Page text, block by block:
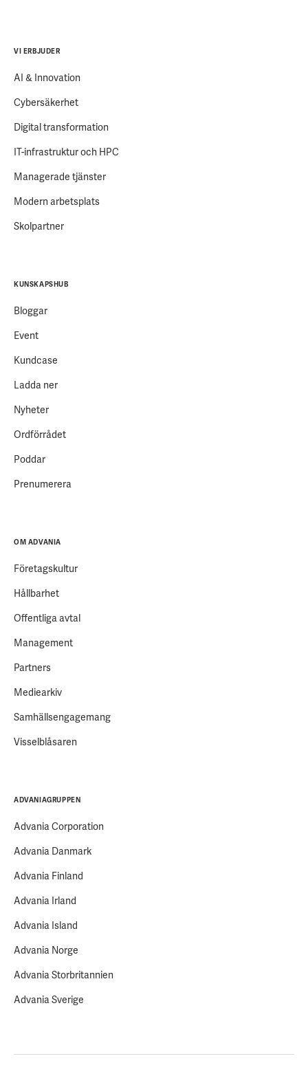
VI ERBJUDER
AI & Innovation
Cybersäkerhet
Digital transformation
IT-infrastruktur och HPC
Managerade tjänster
Modern arbetsplats
Skolpartner
KUNSKAPSHUB
Bloggar
Event
Kundcase
Ladda ner
Nyheter
Ordförrådet
Poddar
Prenumerera
OM ADVANIA
Företagskultur
Hållbarhet
Offentliga avtal
Management
Partners
Mediearkiv
Samhällsengagemang
Visselblåsaren
ADVANIAGRUPPEN
Advania Corporation
Advania Danmark
Advania Finland
Advania Irland
Advania Island
Advania Norge
Advania Storbritannien
Advania Sverige